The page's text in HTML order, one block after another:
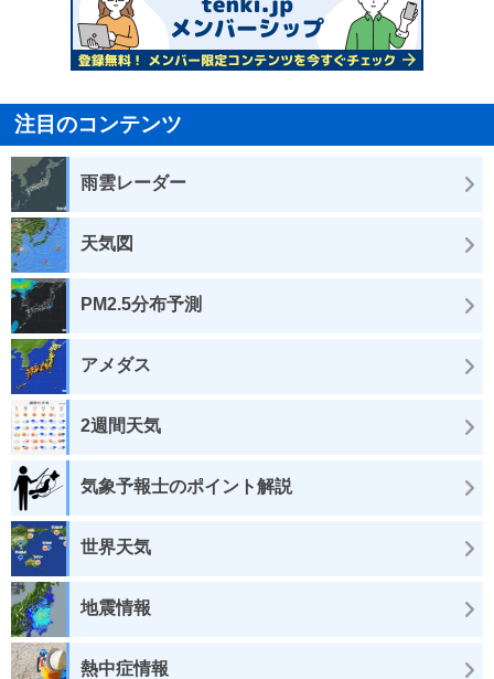
注目のコンテンツ
雨雲レーダー
天気図
PM2.5分布予測
アメダス
2週間天気
気象予報士のポイント解説
世界天気
地震情報
熱中症情報